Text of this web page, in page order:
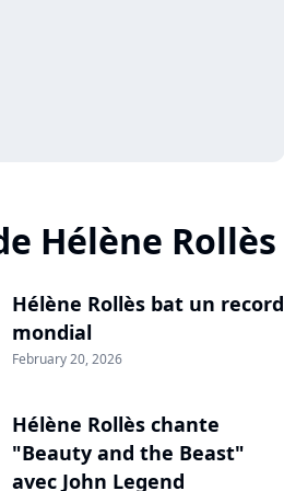
Hélène Rollès
Hélène Rollès bat un record
mondial
February 20, 2026
Hélène Rollès chante
"Beauty and the Beast"
avec John Legend